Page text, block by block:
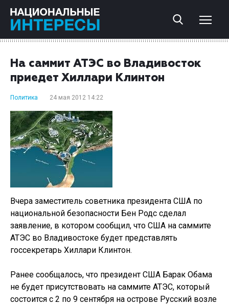
На саммит АТЭС во Владивосток
приедет Хиллари Клинтон
Политика 24 мая 2012 14:22
Вчера заместитель советника президента США по
национальной безопасности Бен Родс сделал
заявление, в котором сообщил, что США на саммите
АТЭС во Владивостоке будет представлять
госсекретарь Хиллари Клинтон.
Ранее сообщалось, что президент США Барак Обама
не будет присутствовать на саммите АТЭС, который
состоится с 2 по 9 сентября на острове Русский возле